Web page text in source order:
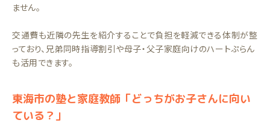
ません。
交通費も近隣の先生を紹介することで負担を軽減できる体制が整
っており、兄弟同時指導割引や母子・父子家庭向けのハートぷらん
も活用できます。
東海市の塾と家庭教師「どっちがお子さんに向い
ている？」